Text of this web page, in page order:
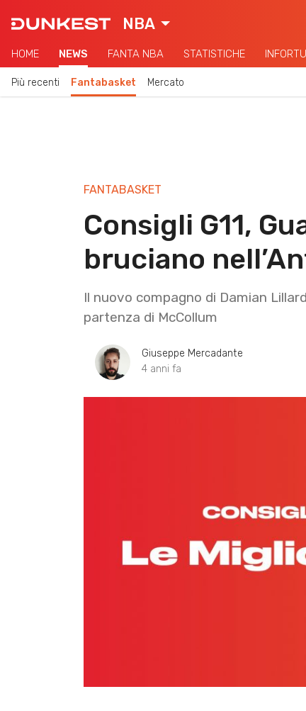
NBA
HOME NEWS FANTA NBA STATISTICHE
Più recenti Fantabasket Mercato
FANTABASKET
Consigli G11,
bruciano
Il nuovo compagno di Damian
partenza di McCollum
Giuseppe Mercadante
4 anni fa